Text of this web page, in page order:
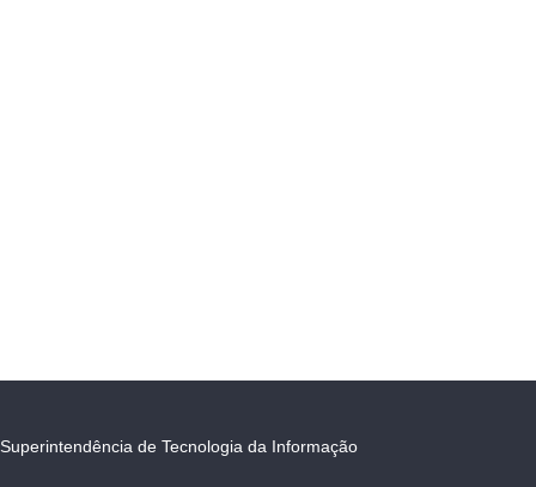
Superintendência de Tecnologia da Informação